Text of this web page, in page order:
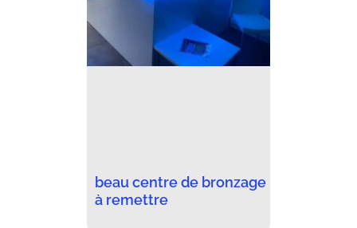
beau centre de bronzage
à remettre